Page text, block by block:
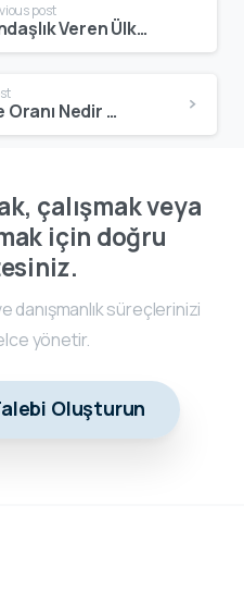
post
En Uygun Vatandaşlık Veren Ülkeler: Süre, Şartlar ve Gerçekçi Seçenekler
İspanya Vize Verme Oranı Nedir ? Başvurular Nasıl Değerlendirilir ?
çalışmak veya
için doğru
süreçlerinizi
yönetir.
Oluşturun